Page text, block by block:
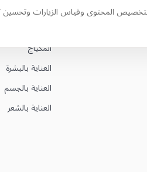
المحتوى وقياس الزيارات وتحسين
أهم الفئات
المكياج
العناية بالبشرة
العناية بالجسم
العناية بالشعر